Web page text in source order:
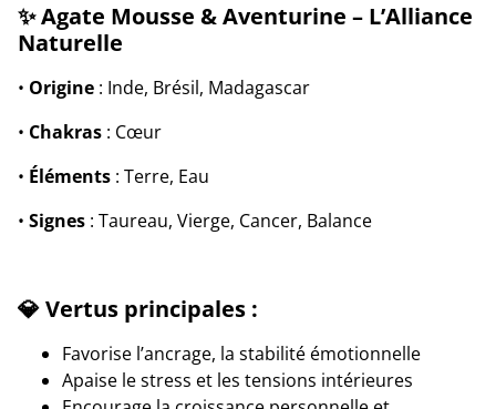
✨ Agate Mousse & Aventurine – L’Alliance
Naturelle
• Origine : Inde, Brésil, Madagascar
• Chakras : Cœur
• Éléments : Terre, Eau
• Signes : Taureau, Vierge, Cancer, Balance
💎 Vertus principales :
Favorise l’ancrage, la stabilité émotionnelle
Apaise le stress et les tensions intérieures